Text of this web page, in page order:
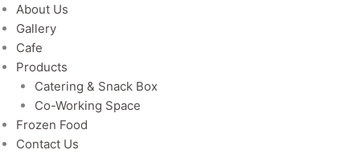
About Us
Gallery
Cafe
Products
Catering & Snack Box
Co-Working Space
Frozen Food
Contact Us